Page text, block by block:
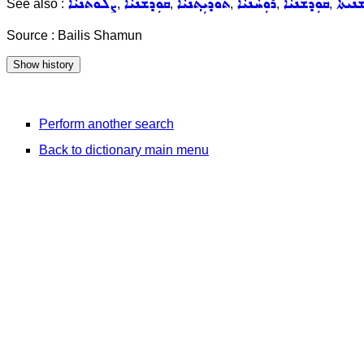
See also : , , , , ,
Source : Bailis Shamun
Perform another search
Back to dictionary main menu